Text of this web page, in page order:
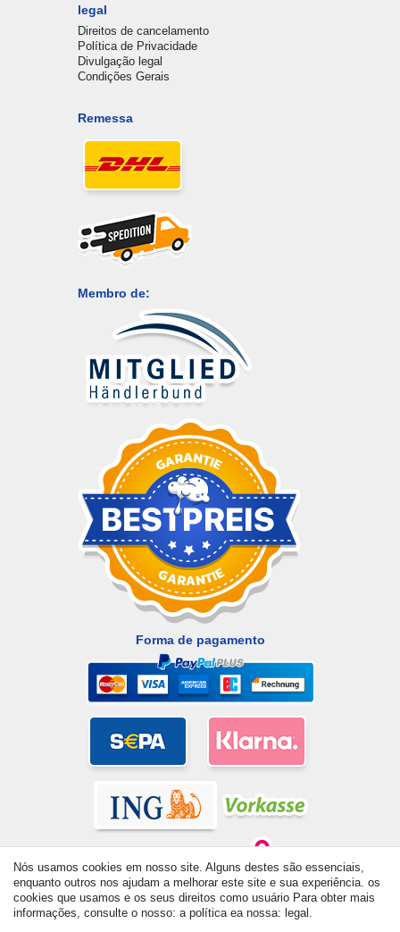
legal
Direitos de cancelamento
Política de Privacidade
Divulgação legal
Condições Gerais
Remessa
Membro de:
Forma de pagamento
© Copyright 2026 | Todos os direitos reservados. - All rights
Nós usamos cookies em nosso site. Alguns destes são essenciais,
enquanto outros nos ajudam a melhorar este site e sua experiência. os
cookies que usamos e os seus direitos como usuário Para obter mais
informações, consulte o nosso: a política ea nossa: legal.